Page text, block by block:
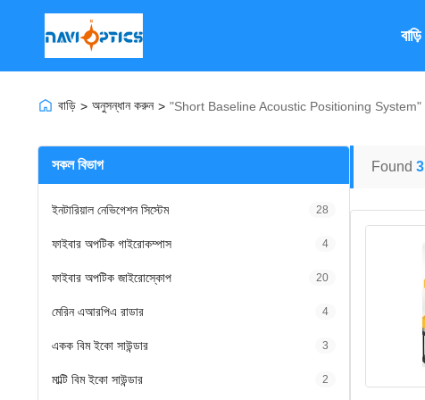
বাড়ি
বাড়ি > অনুসন্ধান করুন > "short Baseline Acoustic Positioning System"
সকল বিভাগ
ইনটারিয়াল নেভিগেশন সিস্টেম 28
ফাইবার অপটিক গাইরোকম্পাস 4
ফাইবার অপটিক জাইরোস্কোপ 20
মেরিন এআরপিএ রাডার 4
একক বিম ইকো সাউন্ডার 3
মাল্টি বিম ইকো সাউন্ডার 2
Found 3